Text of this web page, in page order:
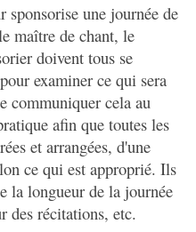
une journée de
maître de chant, le
doivent tous se
examiner ce qui sera
communiquer cela au
afin que toutes les
et arrangées, d'une
ce qui est approprié. Ils
la longueur de la journée
des récitations, etc.